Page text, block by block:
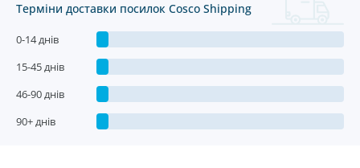
Терміни доставки посилок Cosco Shipping
0-14 днів
15-45 днів
46-90 днів
90+ днів